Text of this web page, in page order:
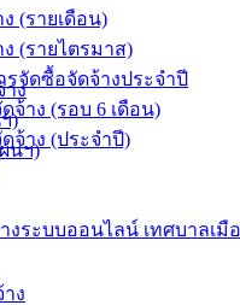
(รายเดือน)
(รายไตรมาส)
รจัดซื้อจัดจ้างประจำปี
จ้าง (รอบ 6 เดือน)
จ้าง (ประจำปี)
งระบบออนไลน์ เทศบาลเมื
าง
)
นฯ)
ง